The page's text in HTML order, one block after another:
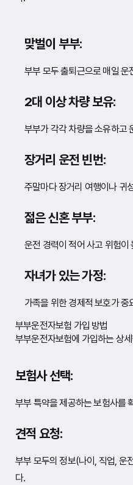
맞벌이 부부:
부부 모두 출퇴근으로 매일 운
2대 이상 차량 보유:
부부가 각각 차량을 소유하고
장거리 운전 빈번:
주말마다 장거리 여행이나 귀
젊은 신혼 부부:
운전 경력이 적어 사고 위험
자녀가 있는 가정:
가족을 위한 경제적 보호가 중
부부운전자보험 가입 방법
부부운전자보험에 가입하는 상
보험사 선택:
부부 특약을 제공하는 보험사를
견적 요청:
부부 모두의 정보(나이, 직업, 운
다.